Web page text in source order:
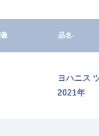
品名-
ヨハニス
2021年